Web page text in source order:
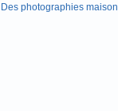
Des photographies maison